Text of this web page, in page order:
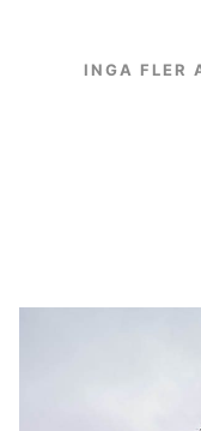
INGA FLER